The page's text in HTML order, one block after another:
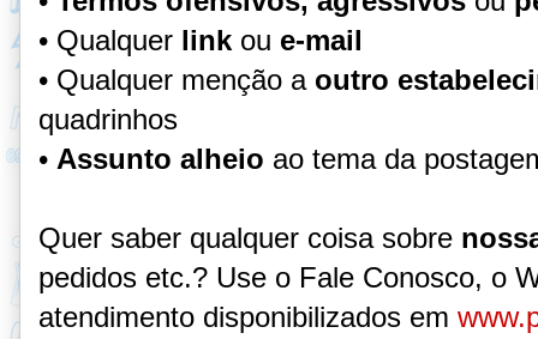
• Qualquer link ou e-mail
• Qualquer menção a outro
quadrinhos
• Assunto alheio ao tema da
Quer saber qualquer coisa sobre
pedidos etc.? Use o Fale Conosco, o
atendimento disponibilizados em